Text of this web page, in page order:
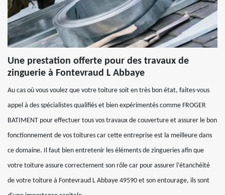
Une prestation offerte pour des travaux de
zinguerie à Fontevraud L Abbaye
Au cas où vous voulez que votre toiture soit en très bon état, faites-vous
appel à des spécialistes qualifiés et bien expérimentés comme FROGER
BATIMENT pour effectuer tous vos travaux de couverture et assurer le bon
fonctionnement de vos toitures car cette entreprise est la meilleure dans
ce domaine. Il faut bien entretenir les éléments de zingueries afin que
votre toiture assure correctement son rôle car pour assurer l’étanchéité
de votre toiture à Fontevraud L Abbaye 49590 et son entourage, ils sont